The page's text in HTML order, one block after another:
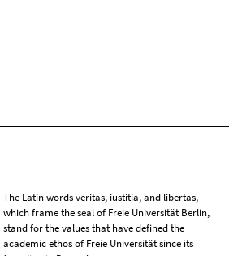
The Latin words veritas, iustitia, and libertas,
which frame the seal of Freie Universität Berlin,
stand for the values that have defined the
academic ethos of Freie Universität since its